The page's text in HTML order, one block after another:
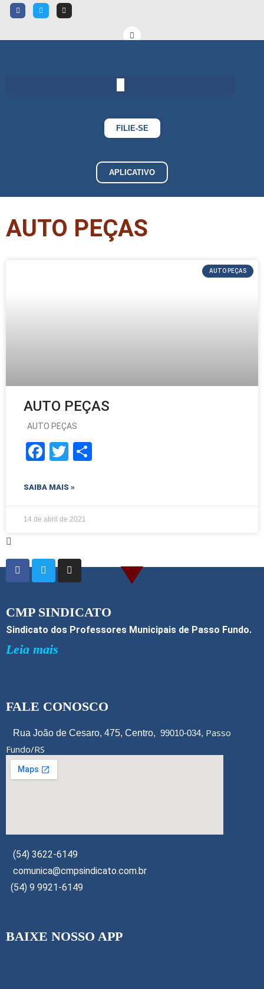
FILIE-SE
APLICATIVO
AUTO PEÇAS
AUTO PEÇAS
AUTO PEÇAS
AUTO PEÇAS
F
e
o
k
T
itt
SAIBA MAIS »
14 de abril de 2021
CMP SINDICATO
Sindicato dos Professores Municipais de Passo Fundo.
Leia mais
FALE CONOSCO
Rua João de Cesaro, 475, Centro, 99010-034, Passo
Fundo/RS
(54) 3622-6149
comunica@cmpsindicato.com.br
(54) 9 9921-6149
BAIXE NOSSO APP